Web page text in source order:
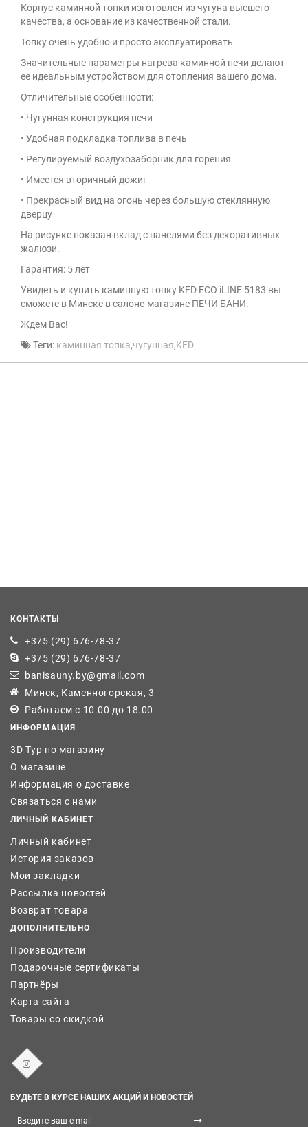
Корпус каминной топки изготовлен из чугуна высшего
качества, а основание из качественной стали.
Топку очень удобно и просто эксплуатировать.
Значительные параметры нагрева каминной печи делают
ее идеальным устройством для отопления вашего дома.
Отличительные особенности:
• Чугунная конструкция печи
• Удобная подкладка топлива в печь
• Регулируемый воздухозаборник для горения
• Имеется вторичный дожиг
• Прекрасный вид на огонь через большую стеклянную
дверцу
На рисунке показан вклад с панелями без декоративных
жалюзи.
Гарантия: 5 лет
Увидеть и купить каминную топку KFD ECO iLINE 5183 вы
сможете в Минске в салоне-магазине ПЕЧИ БАНИ.
Ждем Вас!
Теги: каминная топка,чугунная,KFD
КОНТАКТЫ
+375 (29) 676-78-37
+375 (29) 676-78-37
banisauny.by@gmail.com
Минск, Каменногорская, 3
Работаем с 10.00 до 18.00
ИНФОРМАЦИЯ
3D Тур по магазину
О магазине
Информация о доставке
Связаться с нами
ЛИЧНЫЙ КАБИНЕТ
Личный кабинет
История заказов
Мои закладки
Рассылка новостей
Возврат товара
ДОПОЛНИТЕЛЬНО
Производители
Подарочные сертификаты
Партнёры
Карта сайта
Товары со скидкой
БУДЬТЕ В КУРСЕ НАШИХ АКЦИЙ И НОВОСТЕЙ